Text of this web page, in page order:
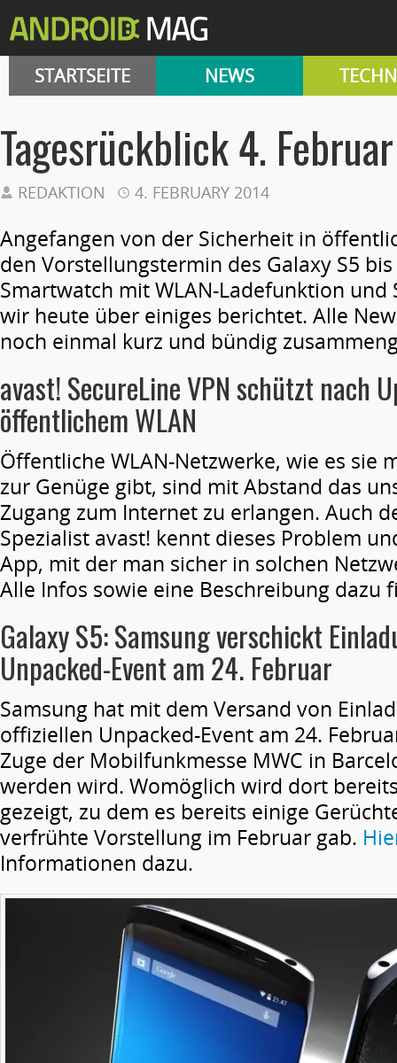
STARTSEITE NEWS
Tagesrückblick 4. Februar
REDAKTION 4. FEBRUARY 2014
Angefangen von der Sicherheit in
den Vorstellungstermin des Galaxy S5
Smartwatch mit WLAN-Ladefunktion und
wir heute über einiges berichtet. Alle
noch einmal kurz und bündig
avast! SecureLine VPN schützt nach
öffentlichem WLAN
Öffentliche WLAN-Netzwerke, wie es sie
zur Genüge gibt, sind mit Abstand das
Zugang zum Internet zu erlangen. Auch
Spezialist avast! kennt dieses Problem
App, mit der man sicher in solchen
Alle Infos sowie eine Beschreibung dazu
Galaxy S5: Samsung verschickt
Unpacked-Event am 24. Februar
Samsung hat mit dem Versand von
offiziellen Unpacked-Event am 24.
Zuge der Mobilfunkmesse MWC in
werden wird. Womöglich wird dort
gezeigt, zu dem es bereits einige
verfrühte Vorstellung im Februar gab.
Informationen dazu.